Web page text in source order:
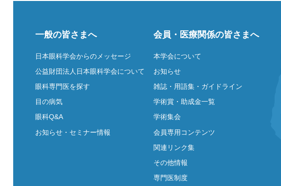
一般の皆さまへ
日本眼科学会からのメッセージ
公益財団法人日本眼科学会について
眼科専門医を探す
目の病気
眼科Q&A
お知らせ・セミナー情報
会員・医療関係の皆さまへ
本学会について
お知らせ
雑誌・用語集・ガイドライン
学術賞・助成金一覧
学術集会
会員専用コンテンツ
関連リンク集
その他情報
専門医制度